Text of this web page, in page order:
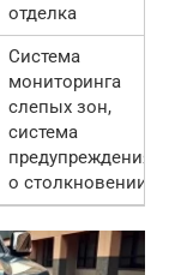
отделка
Система
мониторинга
слепых зон,
система
предупреждения
о столкновении